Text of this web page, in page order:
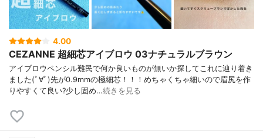
4.00
CEZANNE 超細芯アイブロウ 03ナチュラルブラウン
アイブロウペンシル難民で何か良いものが無いか探してこれに辿り着き
ました(ﾟ∀ﾟ)先が0.9mmの極細芯！！！めちゃくちゃ細いので眉尻を作
りやすくて良い?少し固め…続きを見る